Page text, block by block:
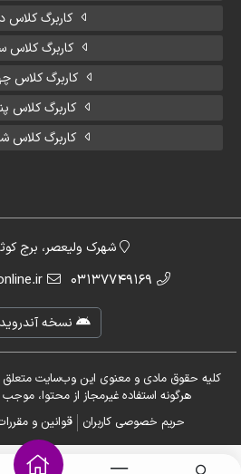
کاربرگ کلاس
کاربرگ کلاس
کاربرگ کلاس
کاربرگ کلاس
کاربرگ کلاس
شهرک ولیعصر، برج کوثر 1 طبقه
03137749169
نسخه آندروید
کلیه حقوق مادی و معنوی این وب‌سایت متعلق
هرگونه استفاده غیرمجاز از محتوا،
حریم خصوصی کاربران قوانین و